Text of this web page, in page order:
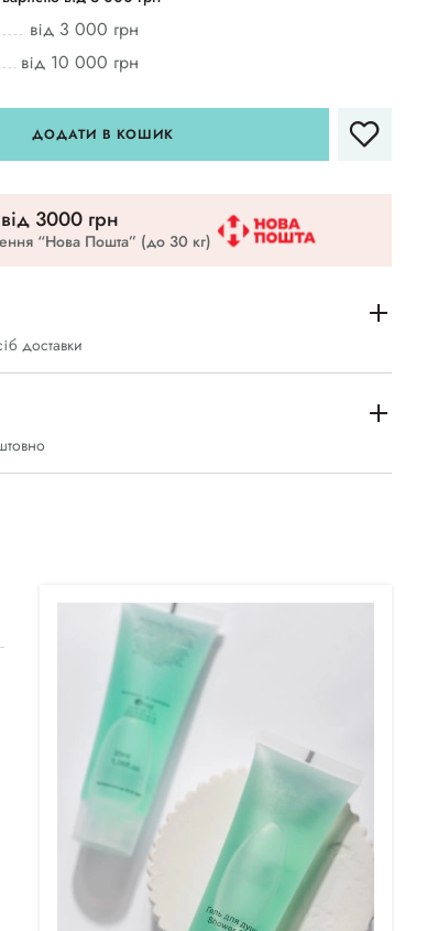
від 3 000 грн
від 10 000 грн
ДОДАТИ В КОШИК
3000 грн
“Нова Пошта” (до 30 кг)
доставки